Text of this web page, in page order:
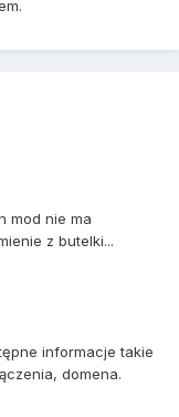
mod nie ma
z butelki...
informacje takie
domena.